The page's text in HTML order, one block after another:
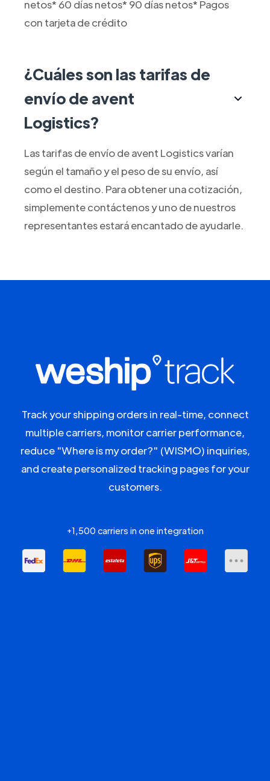
netos* 60 días netos* 90 días netos* Pagos
con tarjeta de crédito
¿Cuáles son las tarifas de
envío de avent
Logistics?
Las tarifas de envío de avent Logistics varían
según el tamaño y el peso de su envío, así
como el destino. Para obtener una cotización,
simplemente contáctenos y uno de nuestros
representantes estará encantado de ayudarle.
Track your shipping orders in real-time, connect
multiple carriers, monitor carrier performance,
reduce "Where is my order?" (WISMO) inquiries,
and create personalized tracking pages for your
customers.
+1,500 carriers in one integration